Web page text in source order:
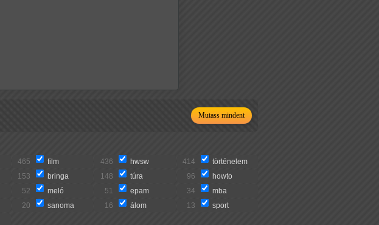
Mutass mindent
465 film 436 hwsw 414
történelem
153 bringa 148 túra 96
howto
52 meló 51 epam 34
mba
20 sanoma 16 álom 13
sport